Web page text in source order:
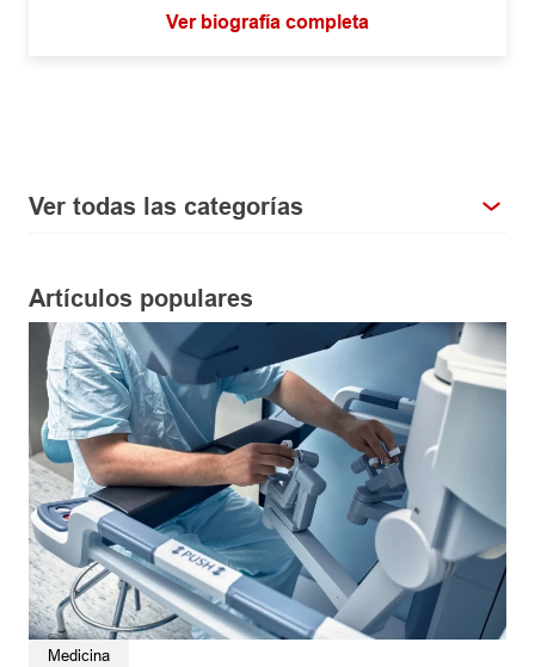
Ver biografía completa
Ver todas las categorías
Artículos populares
Medicina